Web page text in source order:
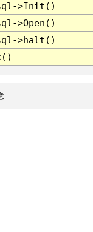
>Init()
>Open()
>halt()
.